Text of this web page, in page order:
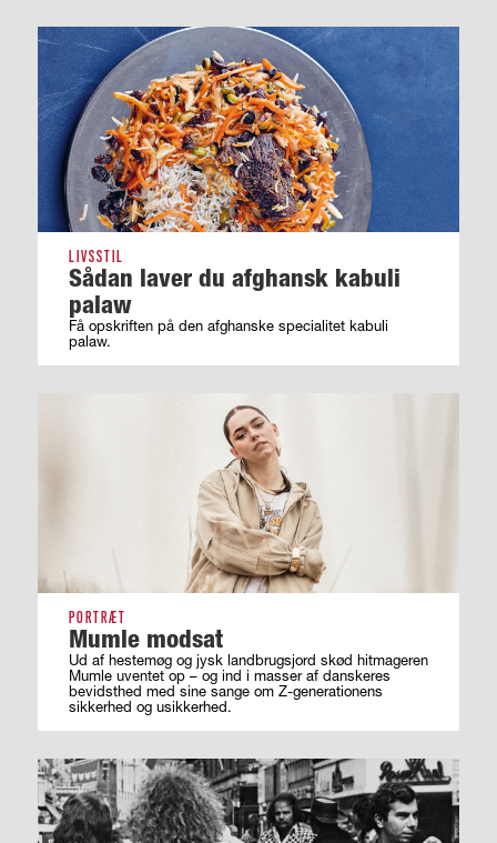
LIVSSTIL
Sådan laver du afghansk kabuli
palaw
Få opskriften på den afghanske specialitet kabuli
palaw.
PORTRÆT
Mumle modsat
Ud af hestemøg og jysk landbrugsjord skød hitmageren
Mumle uventet op – og ind i masser af ­danskeres
bevidsthed med sine sange om ­Z-generationens
sikkerhed og usikkerhed.